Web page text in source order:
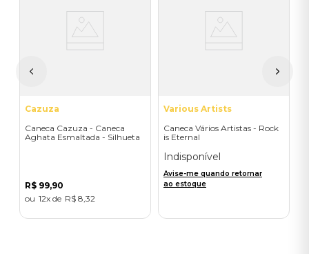
Cazuza
Caneca Cazuza - Caneca
Aghata Esmaltada - Silhueta
R$ 99,90
12
R$ 8 32
Various Artists
Caneca Vários Artistas - Rock
is Eternal
Indisponível
Avise-me quando retornar
ao estoque